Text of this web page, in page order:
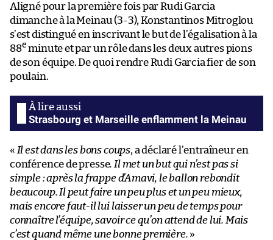
Aligné pour la première fois par Rudi Garcia
dimanche à la Meinau (3-3), Konstantinos Mitroglou
s’est distingué en inscrivant le but de l’égalisation à la
88e minute et par un rôle dans les deux autres pions
de son équipe. De quoi rendre Rudi Garcia fier de son
poulain.
Strasbourg et Marseille enflamment la Meinau
« Il est dans les bons coups, a déclaré l’entraîneur en
conférence de presse. Il met un but qui n’est pas si
simple : après la frappe d’Amavi, le ballon rebondit
beaucoup. Il peut faire un peu plus et un peu mieux,
mais encore faut-il lui laisser un peu de temps pour
connaître l’équipe, savoir ce qu’on attend de lui. Mais
c’est quand même une bonne première. »